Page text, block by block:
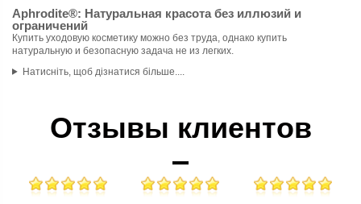
Aphrodite®: Натуральная красота без иллюзий и
ограничений
Купить уходовую косметику можно без труда, однако купить
натуральную и безопасную задача не из легких.
Натисніть, щоб дізнатися більше....
Отзывы клиентов